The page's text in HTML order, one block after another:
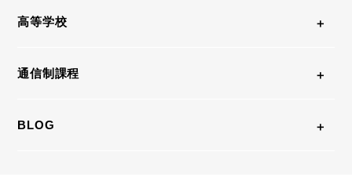
高等学校
通信制課程
BLOG